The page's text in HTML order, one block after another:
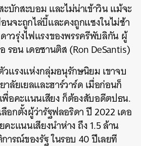
ะบักสะบอม และไม่น่าเข้าวิน แม้จะ
จะถูกไล่บี้และคงถูกแซงในไม่ช้า
าวรุ่งไฟแรงของพรรครีพับลิกัน ผู้
รอน เดอซานติส (Ron DeSantis)
แรงแห่งกลุ่มอนุรักษนิยม เขาจบ
ลัยเยลและฮาร์วาร์ด เมื่อก่อนก็
อคะแนนเสียง ก็ต้องสับอดีตปธน.
ลือกตั้งผู้ว่ารัฐฟลอริดา ปี 2022 เดอ
ะแนนเสียงนำห่าง ถึง 1.5 ล้าน
ารณ์ของรัฐ ในรอบ 40 ปีเลยที